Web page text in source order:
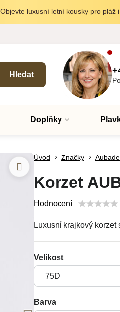
Objevte luxusní letní kousky pro pláž i
Hledat
Doplňky
Úvod Značky Aubade
Korzet
Hodnocení
Luxusní krajkový korzet
Velikost
Barva